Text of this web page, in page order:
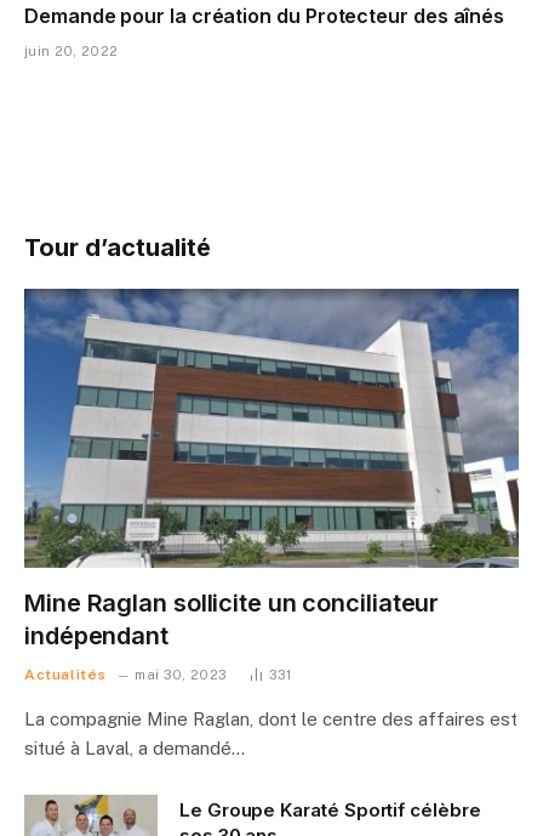
Demande pour la création du Protecteur des aînés
juin 20, 2022
Tour d’actualité
Mine Raglan sollicite un conciliateur
indépendant
Actualités mai 30, 2023 331
La compagnie Mine Raglan, dont le centre des affaires est
situé à Laval, a demandé…
Le Groupe Karaté Sportif célèbre